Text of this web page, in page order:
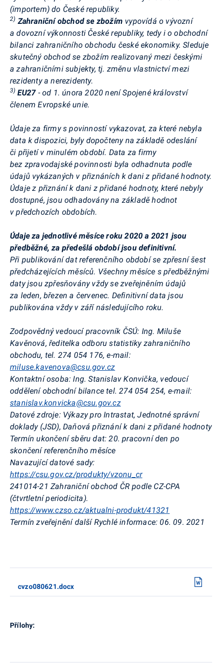
(importem) do České republiky.
2) Zahraniční obchod se zbožím vypovídá o vývozní
a dovozní výkonnosti České republiky, tedy i o obchodní
bilanci zahraničního obchodu české ekonomiky. Sleduje
skutečný obchod se zbožím realizovaný mezi českými
a zahraničními subjekty, tj. změnu vlastnictví mezi
rezidenty a nerezidenty.
3) EU27- od 1. února 2020 není Spojené království
členem Evropské unie.
Údaje za firmy s povinností vykazovat, za které nebyla
data k dispozici, byly dopočteny na základě odeslání
či přijetí v minulém období. Data za firmy
bez zpravodajské povinnosti byla odhadnuta podle
údajů vykázaných v přiznáních k dani z přidané hodnoty.
Údaje z přiznání k dani z přidané hodnoty, které nebyly
dostupné, jsou odhadovány na základě hodnot
v předchozích obdobích.
Údaje za jednotlivé měsíce roku 2020 a 2021 jsou
předběžné, za předešlá období jsou definitivní.
Při publikování dat referenčního období se zpřesní šest
předcházejících měsíců. Všechny měsíce s předběžnými
daty jsou zpřesňovány vždy se zveřejněním údajů
za leden, březen a červenec. Definitivní data jsou
publikována vždy v září následujícího roku.
Zodpovědný vedoucí pracovník ČSÚ: Ing. Miluše
Kavěnová, ředitelka odboru statistiky zahraničního
obchodu, tel. 274 054 176, e-mail:
miluse.kavenova@csu.gov.cz
Kontaktní osoba: Ing. Stanislav Konvička, vedoucí
oddělení obchodní bilance tel. 274 054 254, e-mail:
stanislav.konvicka@csu.gov.cz
Datové zdroje: Výkazy proIntrastat, Jednotné správní
doklady (JSD), Daňová přiznání k dani z přidané hodnoty
Termín ukončení sběru dat: 20. pracovní den po
skončení referenčního měsíce
Navazující datové sady:
https://csu.gov.cz/produkty/vzonu_cr
241014-21 Zahraniční obchod ČRpodle CZ-CPA
(čtvrtletní periodicita).
https://www.czso.cz/aktualni-produkt/41321
Termín zveřejnění další Rychlé informace: 06. 09. 2021
cvzo080621.docx
Přílohy: